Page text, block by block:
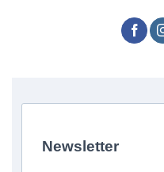
Newsletter